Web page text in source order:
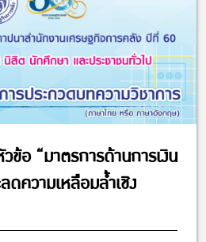
ข้อ “มาตรการด้านการเงิน
ความเหลือมล้ำเชิง